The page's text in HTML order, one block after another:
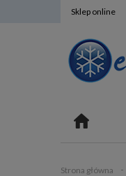
Sklep online
Strona główna